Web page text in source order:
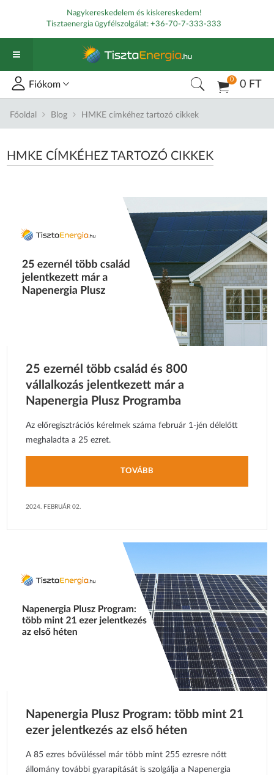
Nagykereskedelem és kiskereskedem!
Tisztaenergia ügyfélszolgálat: +36-70-7-333-333
0 0 FT
Fiókom
Főoldal Blog HMKE címkéhez tartozó cikkek
HMKE CÍMKÉHEZ TARTOZÓ CIKKEK
25 ezernél több család és 800
vállalkozás jelentkezett már a
Napenergia Plusz Programba
Az előregisztrációs kérelmek száma február 1-jén délelőtt
meghaladta a 25 ezret.
TOVÁBB
2024. FEBRUÁR 02.
Napenergia Plusz Program: több mint 21
ezer jelentkezés az első héten
A 85 ezres bővüléssel már több mint 255 ezresre nőtt
állomány további gyarapítását is szolgálja a Napenergia